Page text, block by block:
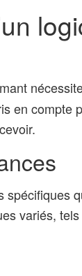
en compte
variés,